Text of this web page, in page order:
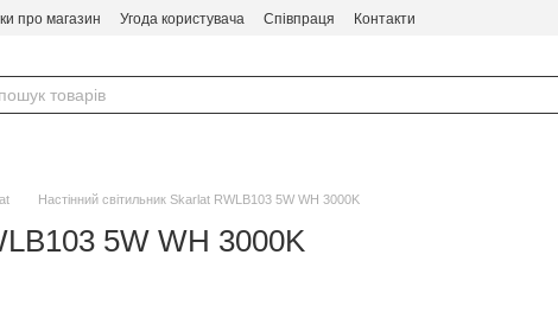
про магазин Угода користувача Співпраця Контакти
Настінний світильник Skarlat RWLB103 5W WH 3000K
5W WH 3000K